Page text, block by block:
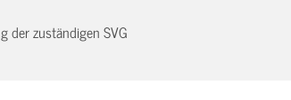
der zuständigen SVG